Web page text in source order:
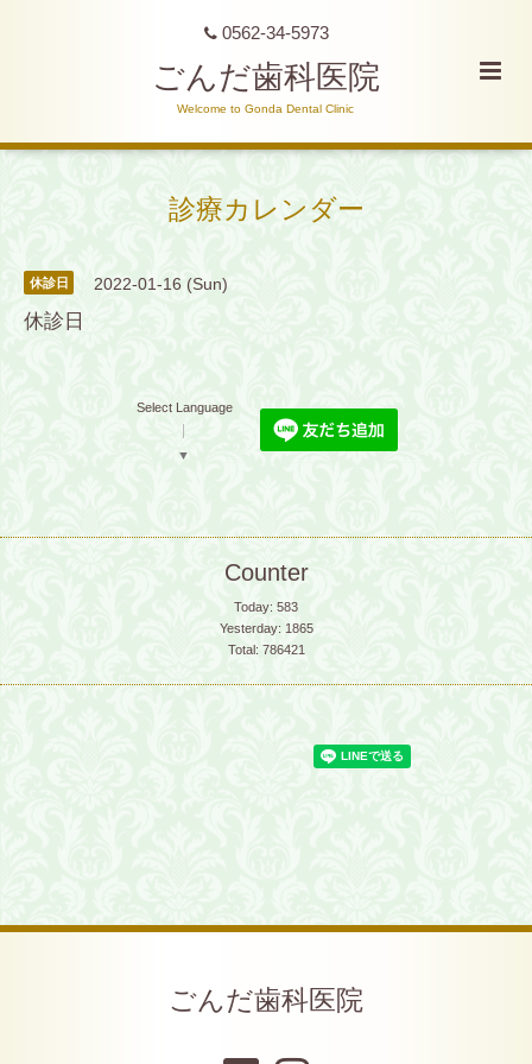
0562-34-5973
ごんだ歯科医院
Welcome to Gonda Dental Clinic
診療カレンダー
休診日 2022-01-16 (Sun)
休診日
Select Language
▼
Counter
Today: 583
Yesterday: 1865
Total: 786421
ごんだ歯科医院